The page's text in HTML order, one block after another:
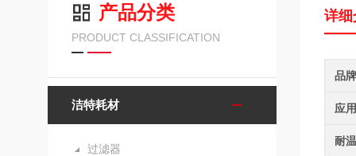
详细
品
应
耐
产品分类
PRODUCT CLASSIFICATION
洁特耗材
过滤器